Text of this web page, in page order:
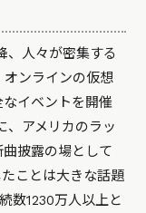
、人々が密集する
ンラインの仮想
イベントを開催
、アメリカのラッ
披露の場として
たことは大きな話題
数1230万人以上と